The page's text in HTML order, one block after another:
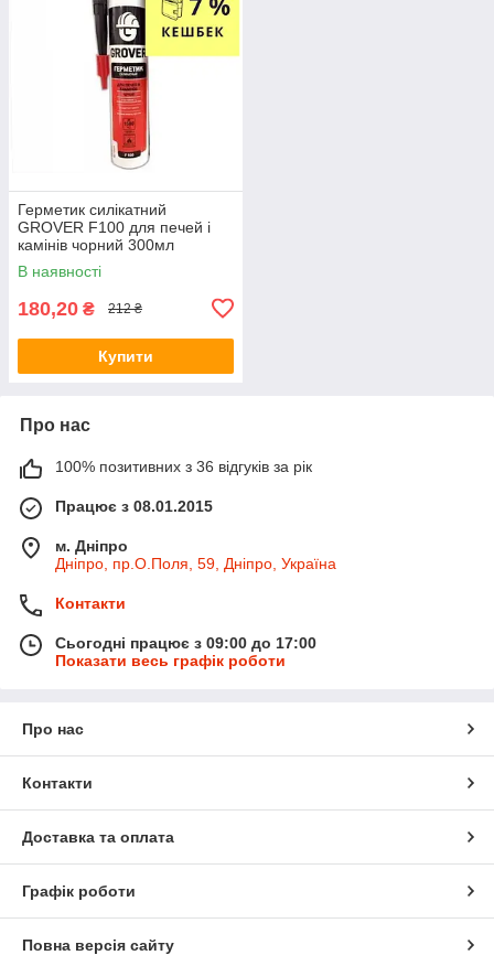
Герметик силікатний
GROVER F100 для печей і
камінів чорний 300мл
В наявності
180,20 ₴ 212 ₴
Купити
Про нас
100% позитивних з 36 відгуків за рік
Працює з 08.01.2015
м. Дніпро
Дніпро, пр.О.Поля, 59, Дніпро, Україна
Контакти
Сьогодні працює з 09:00 до 17:00
Показати весь графік роботи
Про нас
Контакти
Доставка та оплата
Графік роботи
Повна версія сайту